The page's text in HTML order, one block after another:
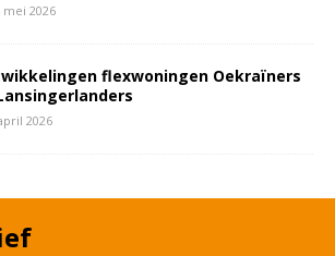
mei 2026
flexwoningen Oekraïners
2026